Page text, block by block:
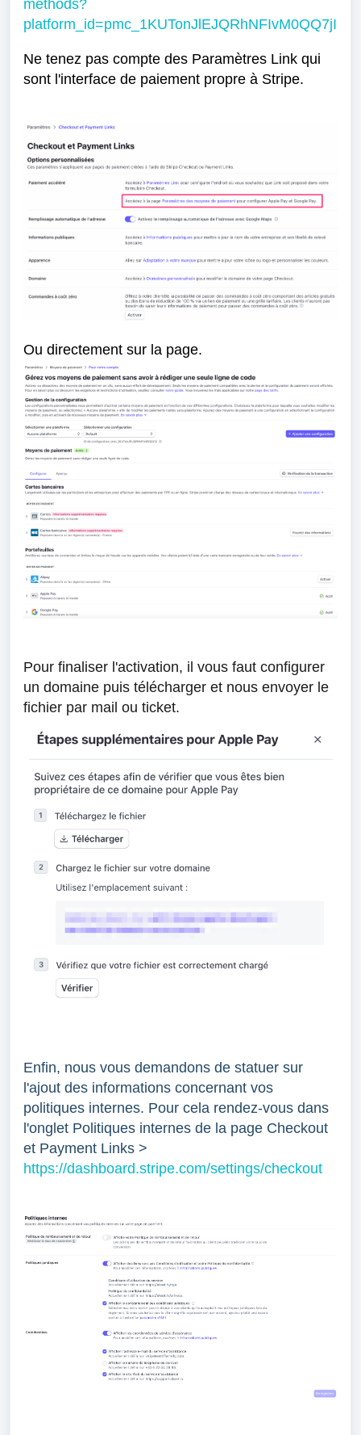
methods?
platform_id=pmc_1KUTonJlEJQRhNFIvM0QQ7jI
Ne tenez pas compte des Paramètres Link qui
sont l'interface de paiement propre à Stripe.
Ou directement sur la page.
Pour finaliser l'activation, il vous faut configurer
un domaine puis télécharger et nous envoyer le
fichier par mail ou ticket.
Enfin, nous vous demandons de statuer sur
l'ajout des informations concernant vos
politiques internes. Pour cela rendez-vous dans
l'onglet Politiques internes de la page Checkout
et Payment Links >
https://dashboard.stripe.com/settings/checkout